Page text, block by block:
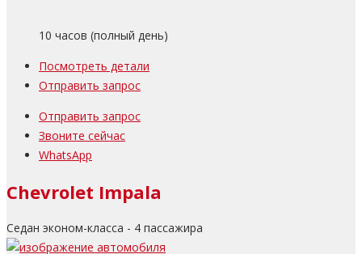
10 часов (полный день)
Посмотреть детали
Отправить запрос
Отправить запрос
Звоните сейчас
WhatsApp
Chevrolet Impala
Седан эконом-класса - 4 пассажира